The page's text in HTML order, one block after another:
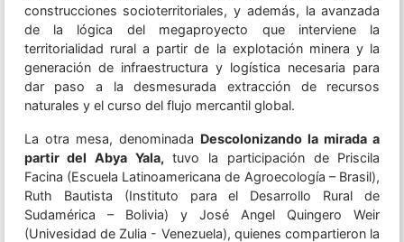
construcciones socioterritoriales, y además, la avanzada
de la lógica del megaproyecto que interviene la
territorialidad rural a partir de la explotación minera y la
generación de infraestructura y logística necesaria para
dar paso a la desmesurada extracción de recursos
naturales y el curso del flujo mercantil global.
La otra mesa, denominada Descolonizando la mirada a
partir del Abya Yala, tuvo la participación de Priscila
Facina (Escuela Latinoamericana de Agroecología – Brasil),
Ruth Bautista (Instituto para el Desarrollo Rural de
Sudamérica – Bolivia) y José Angel Quingero Weir
(Univesidad de Zulia - Venezuela), quienes compartieron la